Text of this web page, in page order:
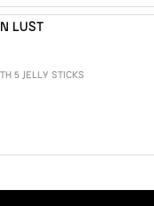
LUST
5 JELLY STICKS